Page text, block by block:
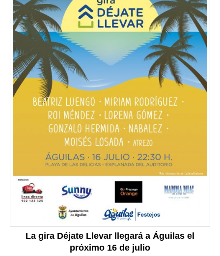
La gira Déjate Llevar llegará a Águilas el
próximo 16 de julio